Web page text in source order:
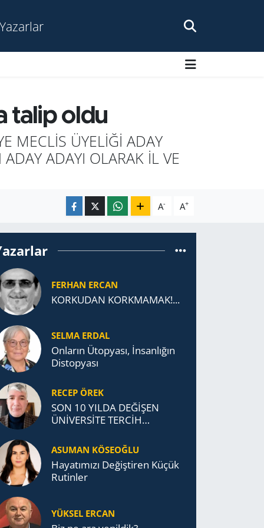
Yazarlar
talip oldu
MECLİS ÜYELİĞİ ADAY
ADAYI OLARAK İL VE
A- A+
FERHAN ERCAN
KORKUDAN KORKMAMAK!...
SELMA ERDAL
Onların Ütopyası, İnsanlığın
Distopyası
RECEP ÖREK
SON 10 YILDA DEĞİŞEN
ÜNİVERSİTE TERCİH
ASUMAN KÖSEOĞLU
Ha­ya­tı­mı­zı De­ğiş­ti­ren Küçük
Ru­tin­ler
YÜKSEL ERCAN